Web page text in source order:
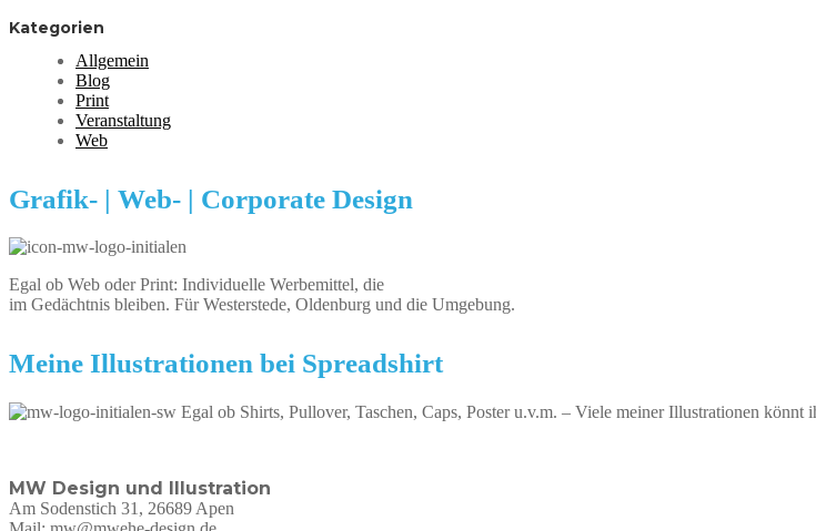
Kategorien
Allgemein
Blog
Print
Veranstaltung
Web
Grafik- | Web- | Corporate Design
Egal ob Web oder Print: Individuelle Werbemittel, die
im Gedächtnis bleiben. Für Westerstede, Oldenburg und die Umgebung.
Meine Illustrationen bei Spreadshirt
Egal ob Shirts, Pullover, Taschen, Caps, Poster u.v.m. – Viele meiner Illustrationen könnt
MW Design und Illustration
Am Sodenstich 31, 26689 Apen